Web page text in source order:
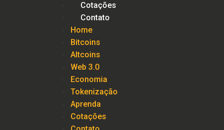
Cotações
Contato
Home
Bitcoins
Altcoins
Web 3.0
Economia
Tokenização
Aprenda
Cotações